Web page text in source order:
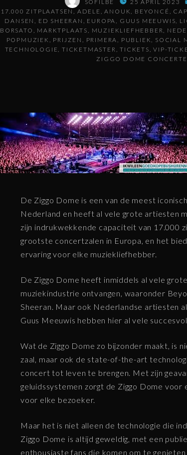
SOFILBE 25 APRIL 2023
17.000 ZITPLAATSEN
ADELE ANOUK BEYONCÉ
DANSEN
ED SHEERAN EUROPA GUUS MEEUWIS
BORSATO
MARKTPLAATS MUZIEKLIEFHEBBER
POPMUZIEK
PRIJZEN PRIMERA PUBLIEK SOCIAL
TECHNOLOGIE
TICKETMASTER TICKETS VIP-
ZIGGO DOME
De Ziggo Dome is een van de meest
Nederland en heeft al vele grote artiesten
zijn indrukwekkende capaciteit van 17.000
grootste concertzalen in Europa, en het
ervaring voor elke muziekliefhebber.
De Ziggo Dome heeft inmiddels al vele
muziekindustrie ontvangen, waaronder
Sheeran. Maar ook Nederlandse artiesten
Guus Meeuwis hebben hier al vele
Wat de Ziggo Dome zo bijzonder maakt, is
zaal, maar ook de state-of-the-art
concert tot leven te brengen. Met zijn
geluidssystemen zorgt de Ziggo Dome
voor elke bezoeker.
Maar het is niet alleen de technologie die
Ziggo Dome is altijd geweldig, met een
enthousiaste fans die komen om te